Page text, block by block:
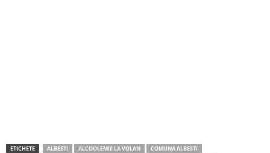
ETICHETE ALBESTI ALCOOLEMIE LA VOLAN
COMUNA ALBESTI